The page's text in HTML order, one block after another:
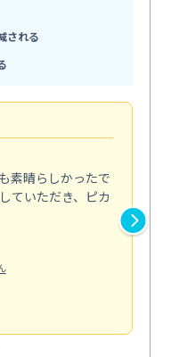
される
素晴らしかったで
ていただき、ピカ